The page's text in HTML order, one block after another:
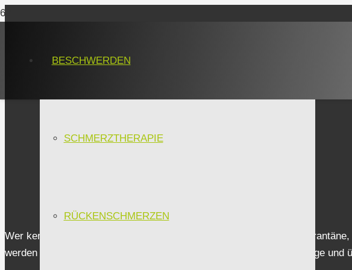
BESCHWERDEN
SCHMERZTHERAPIE
RÜCKENSCHMERZEN
Wer kennt diese Situation momentan nicht, Mitarbeiter/-innen in
werden gestrichen, unzufriedene Heimbewohner, Patienten, Angehörige